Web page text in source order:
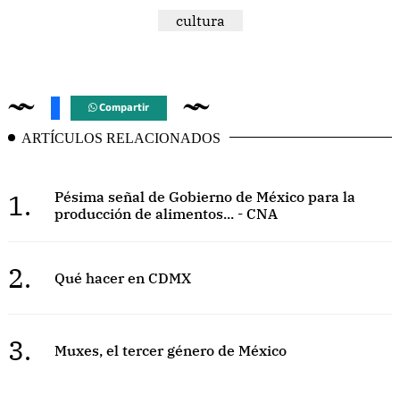
cultura
Compartir
ARTÍCULOS RELACIONADOS
1.
Pésima señal de Gobierno de México para la
producción de alimentos... - CNA
2. Qué hacer en CDMX
3. Muxes, el tercer género de México